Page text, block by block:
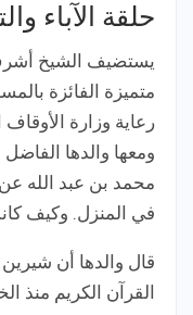
حلقة الآباء
يستضيف الشيخ
متميزة الفائزة
رعاية وزارة
ومعها والدها
محمد بن عبد الله
في المنزل. وكيف
قال والدها أن
القرآن الكريم منذ